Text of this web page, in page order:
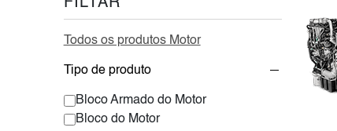
FILTAR
Todos os produtos Motor
Tipo de produto
Bloco Armado do Motor
Bloco do Motor